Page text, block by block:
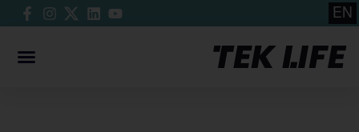
EN